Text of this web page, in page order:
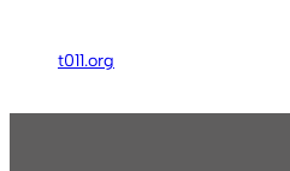
ス
t011.org